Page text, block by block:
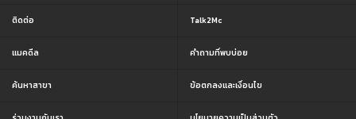
ติดต่อ
แมคดีล
ค้นหาสาขา
Talk2Mc
คำถามที่พบบ่อย
ข้อตกลงและเงื่อนไข